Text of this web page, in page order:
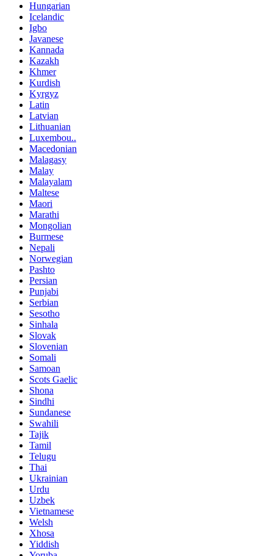
Hungarian
Icelandic
Igbo
Javanese
Kannada
Kazakh
Khmer
Kurdish
Kyrgyz
Latin
Latvian
Lithuanian
Luxembou..
Macedonian
Malagasy
Malay
Malayalam
Maltese
Maori
Marathi
Mongolian
Burmese
Nepali
Norwegian
Pashto
Persian
Punjabi
Serbian
Sesotho
Sinhala
Slovak
Slovenian
Somali
Samoan
Scots Gaelic
Shona
Sindhi
Sundanese
Swahili
Tajik
Tamil
Telugu
Thai
Ukrainian
Urdu
Uzbek
Vietnamese
Welsh
Xhosa
Yiddish